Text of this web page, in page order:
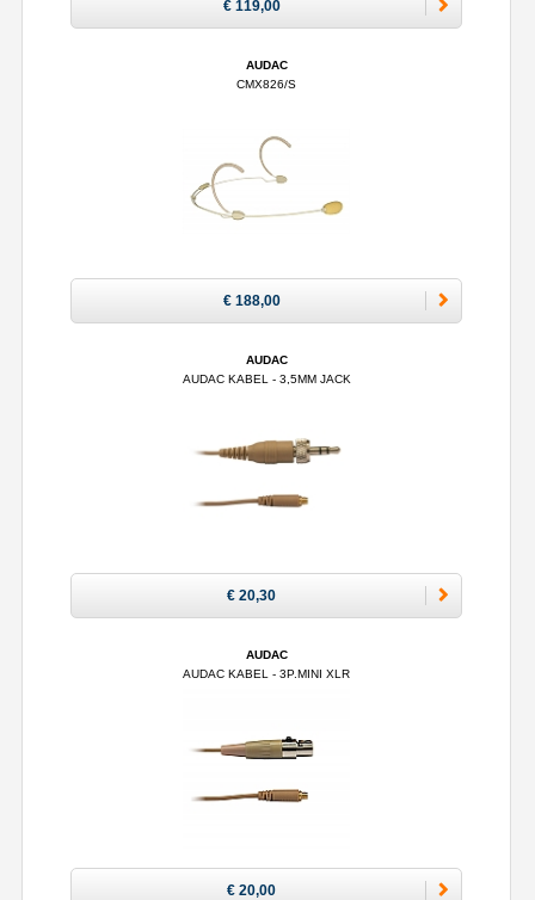
€ 119,00
AUDAC
CMX826/S
€ 188,00
AUDAC
AUDAC KABEL - 3,5MM JACK
€ 20,30
AUDAC
AUDAC KABEL - 3P.MINI XLR
€ 20,00